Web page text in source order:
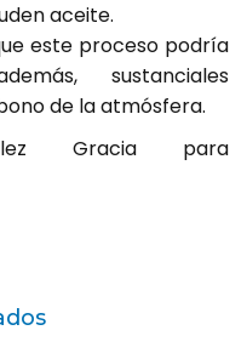
aceite.
este proceso podría
sustanciales
de la atmósfera.
Gracia para